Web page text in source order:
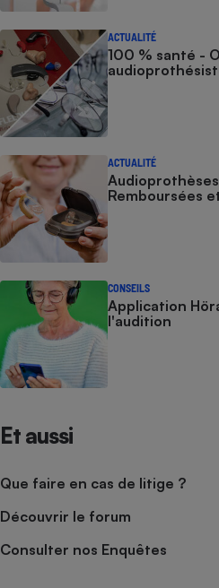
ACTUALITÉ
100 % santé -
ACTUALITÉ
Remboursées
CONSEILS
Application
l'audition
Et aussi
Que faire en cas de litige ?
Découvrir le forum
Consulter nos Enquêtes